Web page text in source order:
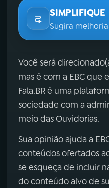
SIMPLIFIQUE
Sugira
Você será
mas é com a EBC que
Fala.BR é uma
sociedade com a
meio das Ouvidorias.
Sua opinião ajuda a
conteúdos ofertados
se esqueça de incluir
do conteúdo alvo de